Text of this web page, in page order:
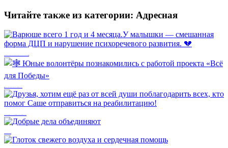
Читайте также из категории: Адресная